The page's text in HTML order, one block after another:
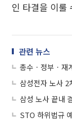
인 타결을 이룰
관련 뉴스